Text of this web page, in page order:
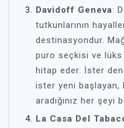
Davidoff Geneva:
tutkunlarının
destinasyondur.
puro seçkisi ve lüks
hitap eder. İster
ister yeni başlayan,
aradığınız her şeyi
La Casa Del